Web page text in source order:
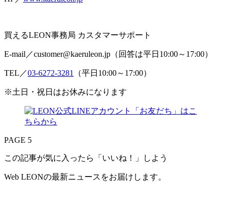
買えるLEON事務局 カスタマーサポート
E-mail／customer@kaeruleon.jp（回答は平日10:00～17:00）
TEL／03-6272-3281 （平日10:00～17:00）
※土日・祝日はお休みになります
PAGE 5
この記事が気に入ったら「いいね！」しよう
Web LEONの最新ニュースをお届けします。